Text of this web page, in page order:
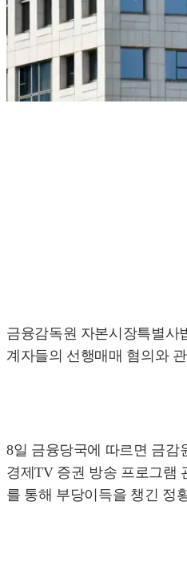
금융감독원 자본시장특별사
계자들의 선행매매 혐의와
8일 금융당국에 따르면 금감
경제TV 증권 방송 프로그램
를 통해 부당이득을 챙긴 정